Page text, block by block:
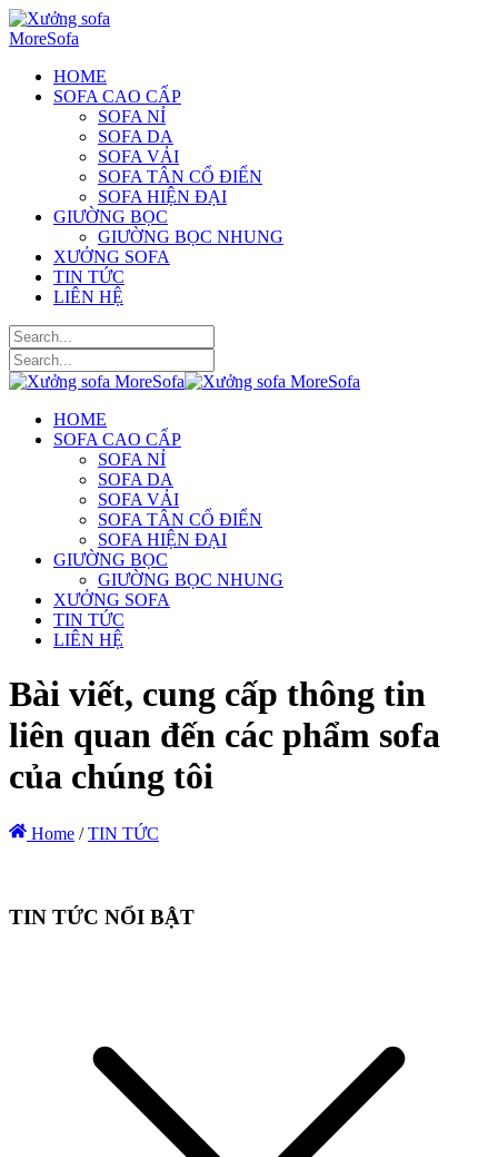
HOME
SOFA CAO CẤP
SOFA NỈ
SOFA DA
SOFA VẢI
SOFA TÂN CỔ ĐIỂN
SOFA HIỆN ĐẠI
GIƯỜNG BỌC
GIƯỜNG BỌC NHUNG
XƯỞNG SOFA
TIN TỨC
LIÊN HỆ
HOME
SOFA CAO CẤP
SOFA NỈ
SOFA DA
SOFA VẢI
SOFA TÂN CỔ ĐIỂN
SOFA HIỆN ĐẠI
GIƯỜNG BỌC
GIƯỜNG BỌC NHUNG
XƯỞNG SOFA
TIN TỨC
LIÊN HỆ
Bài viết, cung cấp thông tin
liên quan đến các phẩm sofa
của chúng tôi
Home / TIN TỨC
TIN TỨC NỔI BẬT